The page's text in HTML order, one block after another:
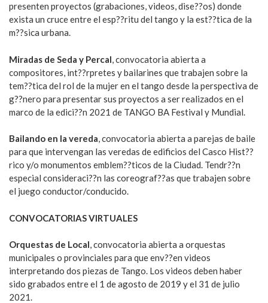
presenten proyectos (grabaciones, videos, dise??os) donde
exista un cruce entre el esp??ritu del tango y la est??tica de la
m??sica urbana.
Miradas de Seda y Percal , convocatoria abierta a
compositores, int??rpretes y bailarines que trabajen sobre la
tem??tica del rol de la mujer en el tango desde la perspectiva de
g??nero para presentar sus proyectos a ser realizados en el
marco de la edici??n 2021 de TANGO BA Festival y Mundial.
Bailando en la vereda, convocatoria abierta a parejas de baile
para que intervengan las veredas de edificios del Casco Hist??
rico y/o monumentos emblem??ticos de la Ciudad. Tendr??n
especial consideraci??n las coreograf??as que trabajen sobre
el juego conductor/conducido.
CONVOCATORIAS VIRTUALES
Orquestas de Local , convocatoria abierta a orquestas
municipales o provinciales para que env??en videos
interpretando dos piezas de Tango. Los videos deben haber
sido grabados entre el 1 de agosto de 2019 y el 31 de julio
2021.